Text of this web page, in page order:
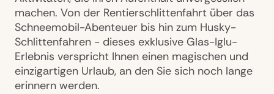
machen. Von der Rentierschlittenfahrt über das
Schneemobil-Abenteuer bis hin zum Husky-
Schlittenfahren - dieses exklusive Glas-Iglu-
Erlebnis verspricht Ihnen einen magischen und
einzigartigen Urlaub, an den Sie sich noch lange
erinnern werden.